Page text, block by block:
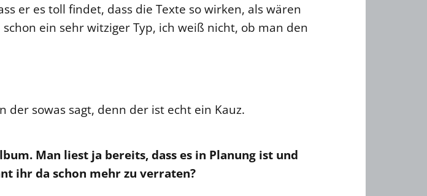
er es toll findet, dass die Texte so wirken, als wären
ein sehr witziger Typ, ich weiß nicht, ob man den
der sowas sagt, denn der ist echt ein Kauz.
Man liest ja bereits, dass es in Planung ist und
ihr da schon mehr zu verraten?